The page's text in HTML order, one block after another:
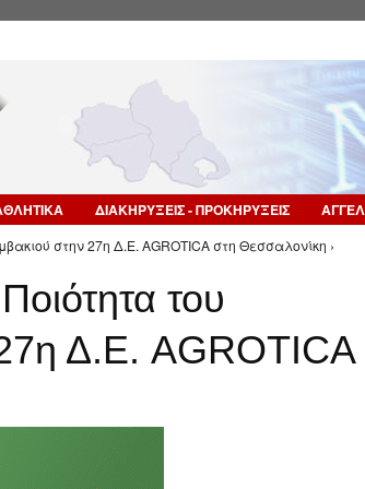
ΔΙΑΚΗΡΥΞΕΙΣ - ΠΡΟΚΗΡΥΞΕΙΣ
στην 27η Δ.Ε. AGROTICA στη Θεσσαλονίκη ›
του
Δ.Ε. AGROTICA